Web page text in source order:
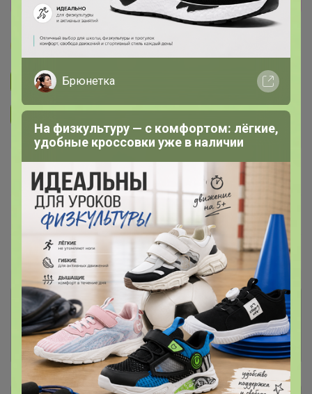
Бонифаций
Подписаться на закупку
Подписаться на организатора 2.6K
В архиве
—
Собрано
Ожидание ~ 4 дня
Пристрой 2 лота
Комментарии к лотам 3.4K
Отзывы участников 15.4K
Брюнетка
На физкультуру — с комфортом: лёгкие,
удобные кроссовки уже в наличии